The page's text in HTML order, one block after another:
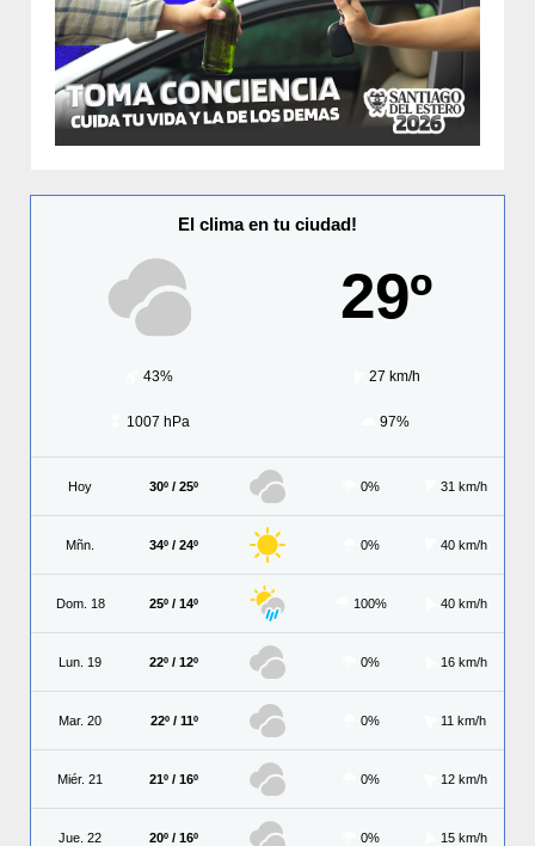
El clima en tu ciudad!
29º
43% 27 km/h
1007 hPa 97%
Hoy 30º / 25º 0% 31 km/h
Mñn. 34º / 24º 0% 40 km/h
Dom. 18 25º / 14º 100% 40 km/h
Lun. 19 22º / 12º 0% 16 km/h
Mar. 20 22º / 11º 0% 11 km/h
Miér. 21 21º / 16º 0% 12 km/h
Jue. 22 20º / 16º 0% 15 km/h